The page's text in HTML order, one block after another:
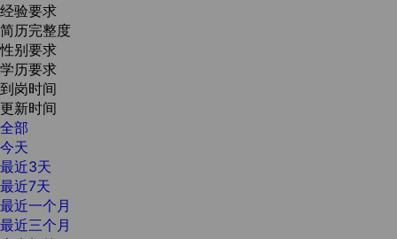
经验要求
简历完整度
性别要求
学历要求
到岗时间
更新时间
全部
今天
最近3天
最近7天
最近一个月
最近三个月